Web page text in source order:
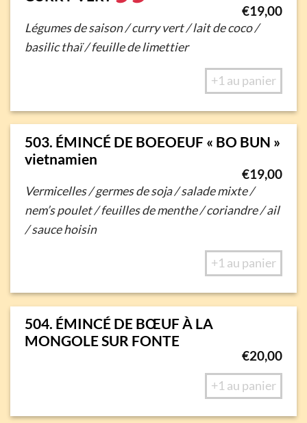
€19,00
Légumes de saison / curry vert / lait de coco /
basilic thaï / feuille de limettier
+1 au panier
503. ÉMINCÉ DE BOEOEUF « BO BUN »
vietnamien
€19,00
Vermicelles / germes de soja / salade mixte /
nem’s poulet / feuilles de menthe / coriandre / ail
/ sauce hoisin
+1 au panier
504. ÉMINCÉ DE BŒUF À LA
MONGOLE SUR FONTE
€20,00
+1 au panier